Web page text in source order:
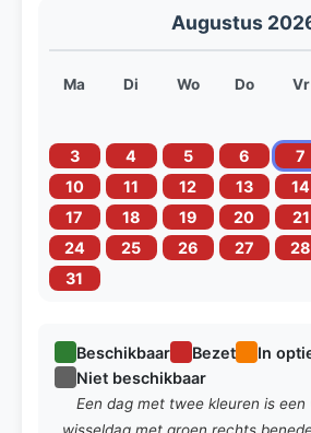
Augustus
Ma Di Wo Do Vr
3
4 5 6 7
10
11 12 13 14
17
18 19 20 21
24
25 26 27 28
31
Beschikbaar Bezet
In
Niet beschikbaar
Een dag met twee kleuren is een
wisseldag met groen rechts